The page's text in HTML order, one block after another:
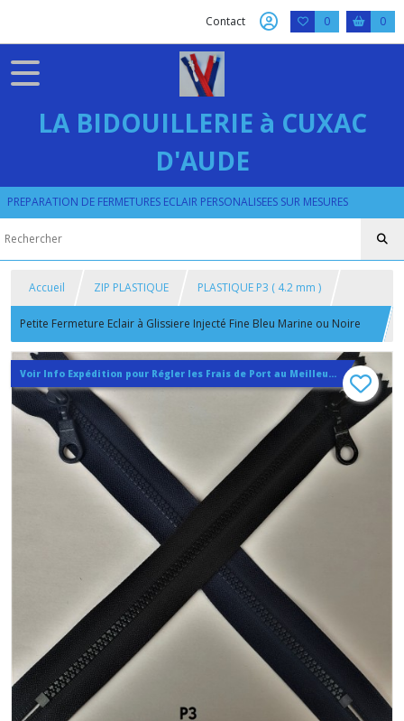
Contact 0 0
LA BIDOUILLERIE à CUXAC
D'AUDE
PREPARATION DE FERMETURES ECLAIR PERSONALISEES SUR MESURES
Accueil ZIP PLASTIQUE PLASTIQUE P3 ( 4.2 mm )
Petite Fermeture Eclair à Glissiere Injecté Fine Bleu Marine ou Noire
sur Mesure Maxi 18cm
Voir Info Expédition pour Régler les Frais de Port au Meilleur Prix , En haut d'ecran à Droite